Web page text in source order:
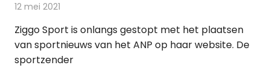
12 mei 2021
Ziggo Sport is onlangs gestopt met het plaatsen
van sportnieuws van het ANP op haar website. De
sportzender